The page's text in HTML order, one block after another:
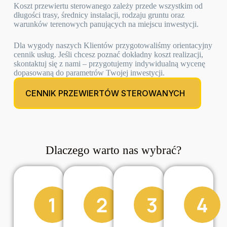
Koszt przewiertu sterowanego zależy przede wszystkim od
długości trasy, średnicy instalacji, rodzaju gruntu oraz
warunków terenowych panujących na miejscu inwestycji.
Dla wygody naszych Klientów przygotowaliśmy orientacyjny
cennik usług. Jeśli chcesz poznać dokładny koszt realizacji,
skontaktuj się z nami – przygotujemy indywidualną wycenę
dopasowaną do parametrów Twojej inwestycji.
CENNIK PRZEWIERTÓW STEROWANYCH
Dlaczego warto nas wybrać?